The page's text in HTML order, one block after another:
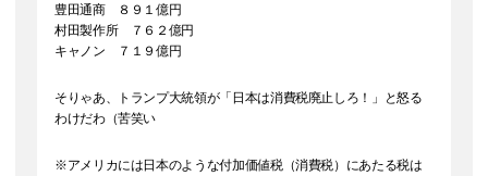
豊田通商 ８９１億円
村田製作所 ７６２億円
キャノン ７１９億円
そりゃあ、トランプ大統領が「日本は消費税廃止しろ！」と怒る
わけだわ（苦笑い
※アメリカには日本のような付加価値税（消費税）にあたる税は